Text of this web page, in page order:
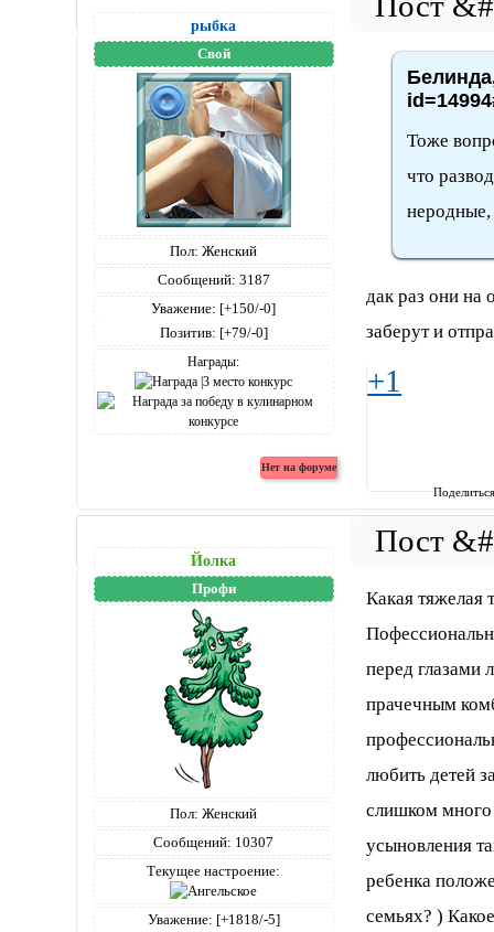
рыбка
Свой
Пол: Женский
Сообщений: 3187
Уважение: [+150/-0]
Позитив: [+79/-0]
Награды:
Тоже
что
дак раз они на
заберут и
+1
Йолка
Профи
Пол: Женский
Сообщений: 10307
Текущее настроение:
Уважение: [+1818/-5]
Какая тяжелая
перед глазами
прачечным
любить детей
слишком много
усыновления
ребенка
семьях? )